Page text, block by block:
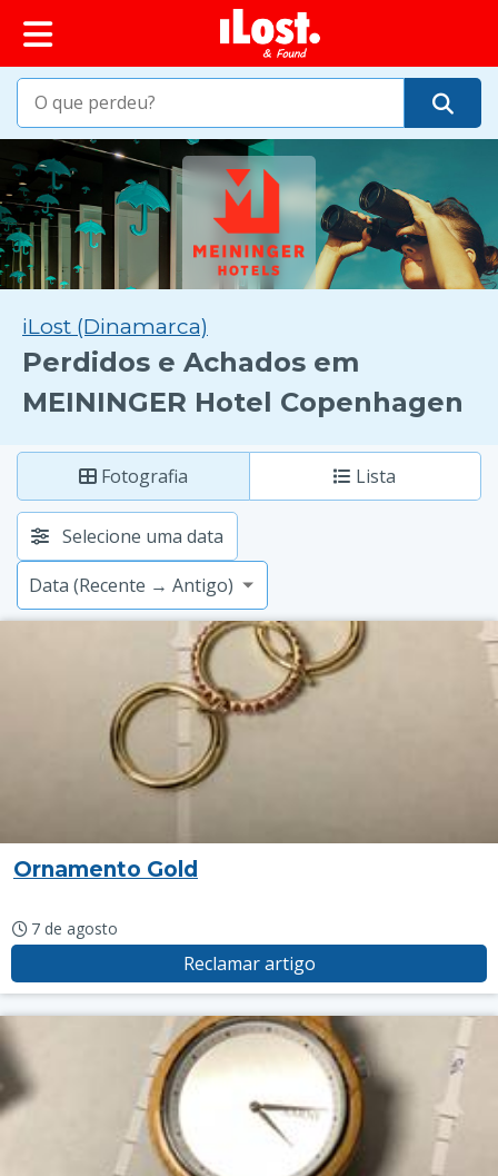
conteúdo principal
iLost (Dinamarca)
Perdidos e Achados em
MEININGER Hotel Copenhagen
Fotografia Lista
Selecione uma data
Ornamento Gold
7 de agosto
Reclamar artigo